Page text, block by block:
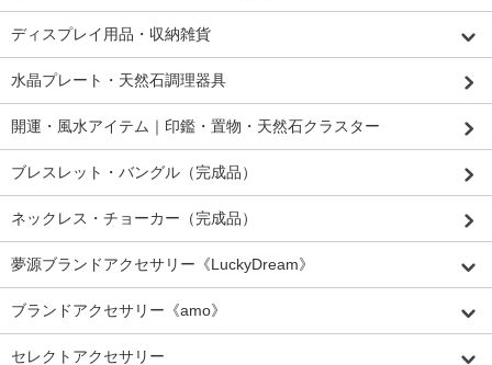
ディスプレイ用品・収納雑貨
水晶プレート・天然石調理器具
開運・風水アイテム｜印鑑・置物・天然石クラスター
ブレスレット・バングル（完成品）
ネックレス・チョーカー（完成品）
夢源ブランドアクセサリー《LuckyDream》
ブランドアクセサリー《amo》
セレクトアクセサリー